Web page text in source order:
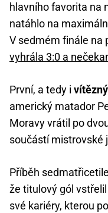
hlavního favorita na
natáhlo na
V sedmém finále na
vyhrála 3:0 a
První, a tedy i
americký matador
Moravy vrátil po
součástí mistrovské
Příběh
že titulový gól
své kariéry, kterou